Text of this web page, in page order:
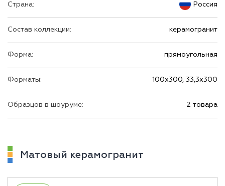
Страна: Россия
Состав коллекции: керамогранит
Форма: прямоугольная
Форматы: 100х300, 33,3х300
Образцов в шоуруме: 2 товара
Матовый керамогранит